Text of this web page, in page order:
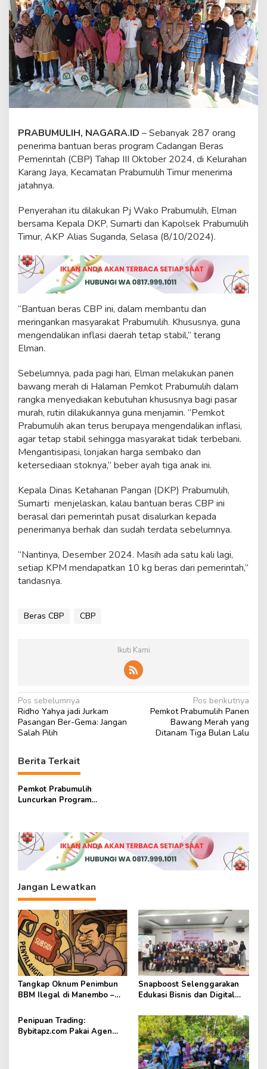
J
a
y
a
K
e
m
b
a
l
i
i
k
m
a
t
e
a
s
o
g
a
m
C
B
a
h
a
p
I
I
PRABUMULIH, NAGARA.ID – Sebanyak 287 orang
penerima bantuan beras program Cadangan Beras
Pemerintah (CBP) Tahap III Oktober 2024, di Kelurahan
Karang Jaya, Kecamatan Prabumulih Timur menerima
jatahnya.
Penyerahan itu dilakukan Pj Wako Prabumulih, Elman
bersama Kepala DKP, Sumarti dan Kapolsek Prabumulih
Timur, AKP Alias Suganda, Selasa (8/10/2024).
“Bantuan beras CBP ini, dalam membantu dan
meringankan masyarakat Prabumulih. Khususnya, guna
mengendalikan inflasi daerah tetap stabil,” terang
Elman.
Sebelumnya, pada pagi hari, Elman melakukan panen
bawang merah di Halaman Pemkot Prabumulih dalam
rangka menyediakan kebutuhan khususnya bagi pasar
murah, rutin dilakukannya guna menjamin. “Pemkot
Prabumulih akan terus berupaya mengendalikan inflasi,
agar tetap stabil sehingga masyarakat tidak terbebani.
Mengantisipasi, lonjakan harga sembako dan
ketersediaan stoknya,” beber ayah tiga anak ini.
Kepala Dinas Ketahanan Pangan (DKP) Prabumulih,
Sumarti menjelaskan, kalau bantuan beras CBP ini
berasal dari pemerintah pusat disalurkan kepada
penerimanya berhak dan sudah terdata sebelumnya.
“Nantinya, Desember 2024. Masih ada satu kali lagi,
setiap KPM mendapatkan 10 kg beras dari pemerintah,”
tandasnya.
Beras CBP CBP
Ikuti Kami
N
a
v
i
g
a
s
p
o
s
Pos sebelumnya
Ridho Yahya jadi Jurkam
Pasangan Ber-Gema: Jangan
Salah Pilih
Pos berikutnya
Pemkot Prabumulih Panen
Bawang Merah yang
Ditanam Tiga Bulan Lalu
Berita Terkait
Pemkot Prabumulih
Luncurkan Program
Jangan Lewatkan
Tangkap Oknum Penimbun
BBM Ilegal di Manembo –
Snapboost Selenggarakan
Edukasi Bisnis dan Digital
Penipuan Trading:
Bybitapz.com Pakai Agen